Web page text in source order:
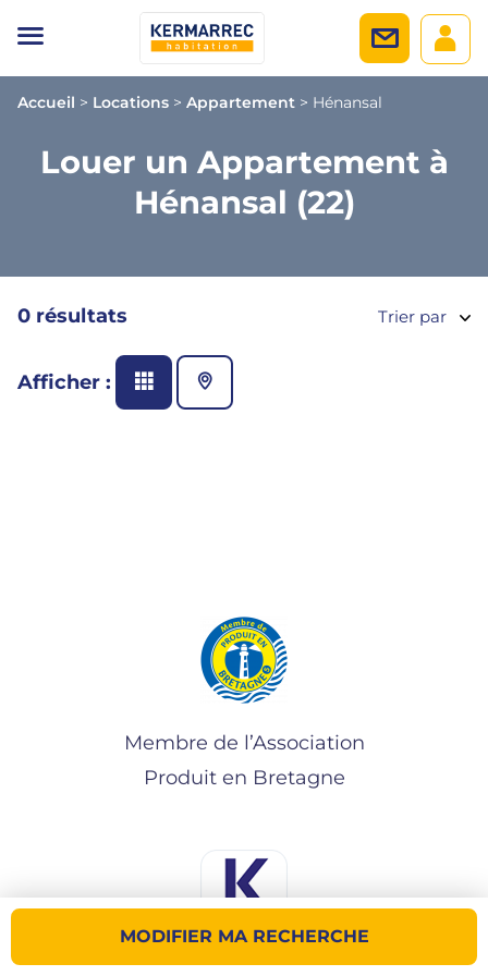
Accueil > Locations > Appartement > Hénansal
Louer un Appartement à
Hénansal (22)
MODIFIER MA RECHERCHE
0 résultats Trier par
Afficher :
Membre de l’Association
Produit en Bretagne